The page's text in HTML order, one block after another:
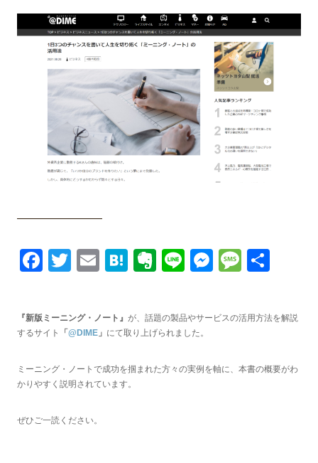
Facebook
Twitter
EmailHatena
Evernote
Line
『新版ミーニング・ノート』 が、話題の製品やサービスの活用方法を解説
するサイト
「@DIME 」 にて取り上げられました。
ミーニング・ノートで成功を掴まれた方々の実例を軸に、本書の概要がわ
かりやすく説明されています。
ぜひご一読ください。